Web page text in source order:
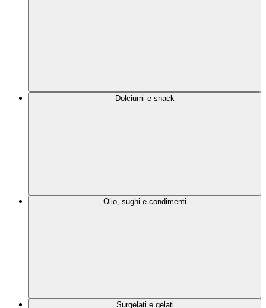
Dolciumi e snack
Olio, sughi e condimenti
Surgelati e gelati